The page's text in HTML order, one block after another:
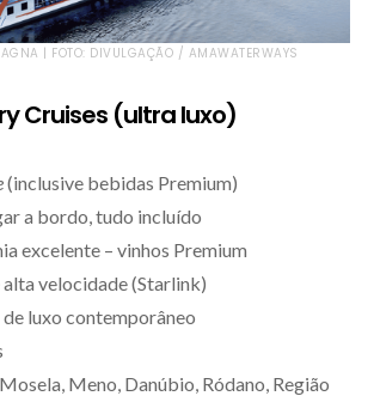
| FOTO: DIVULGAÇÃO / AMAWATERWAYS
Cruises (ultra luxo)
(inclusive bebidas Premium)
a bordo, tudo incluído
excelente – vinhos Premium
velocidade (Starlink)
luxo contemporâneo
Meno, Danúbio, Ródano, Região